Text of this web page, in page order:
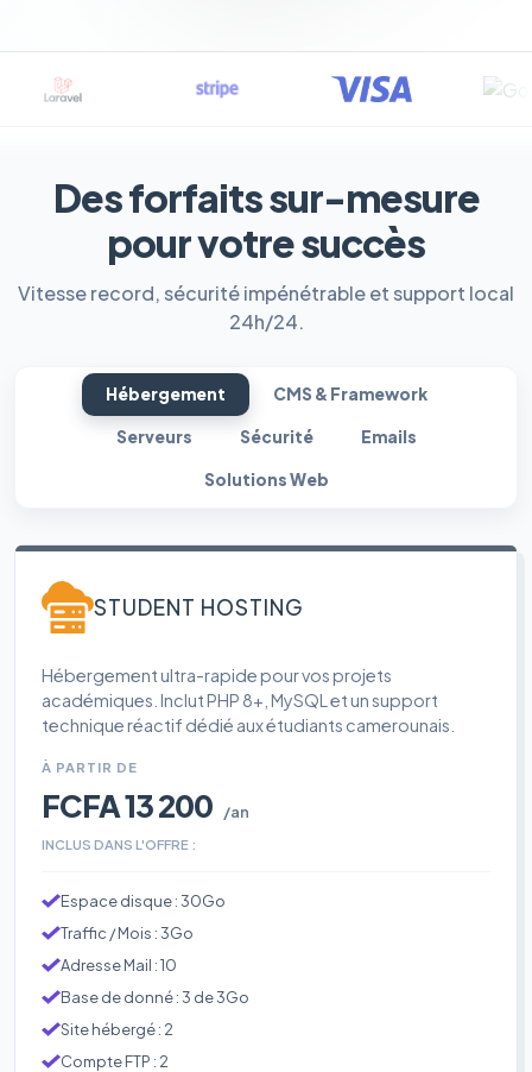
Des forfaits sur-mesure
pour votre succès
Vitesse record, sécurité impénétrable et support local
24h/24.
Hébergement CMS & Framework
Serveurs Sécurité Emails
Solutions Web
STUDENT HOSTING
Hébergement ultra-rapide pour vos projets
académiques. Inclut PHP 8+, MySQL et un support
technique réactif dédié aux étudiants camerounais.
À PARTIR DE
FCFA 13 200 /an
INCLUS DANS L'OFFRE :
Espace disque : 30Go
Traffic / Mois : 3Go
Adresse Mail : 10
Base de donné : 3 de 3Go
Site hébergé : 2
Compte FTP : 2